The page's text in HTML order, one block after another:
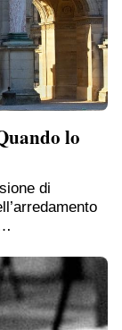
lo
di